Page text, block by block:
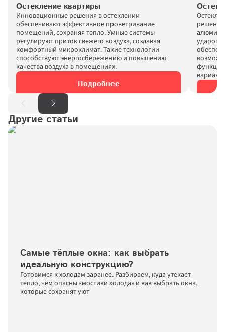
Остекление квартиры
Инновационные решения в остеклении
обеспечивают эффективное проветривание
помещений, сохраняя тепло. Умные системы
регулируют приток свежего воздуха, создавая
комфортный микроклимат. Такие технологии
способствуют энергосбережению и повышению
качества воздуха в помещениях.
Подробнее
Другие статьи
Самые тёплые окна: как выбрать
идеальную конструкцию?
Готовимся к холодам заранее. Разбираем, куда утекает
тепло, чем опасны «мостики холода» и как выбрать окна,
которые сохранят уют